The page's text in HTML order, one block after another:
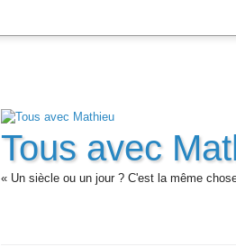
Tous avec
« Un siècle ou un jour ? C'est la même